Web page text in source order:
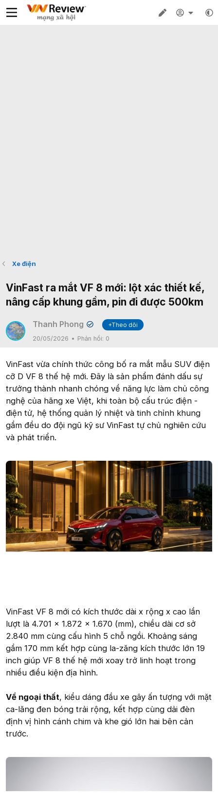
Xe điện
VinFast ra mắt VF 8 mới: lột xác thiết kế,
nâng cấp khung gầm, pin đi được 500km
Thanh Phong ✔
+Theo dõi
20/05/2026
Phản hồi: 0
VinFast vừa chính thức công bố ra mắt mẫu SUV điện
cỡ D VF 8 thế hệ mới. Đây là sản phẩm đánh dấu sự
trưởng thành nhanh chóng về năng lực làm chủ công
nghệ của hãng xe Việt, khi toàn bộ cấu trúc điện -
điện tử, hệ thống quản lý nhiệt và tinh chỉnh khung
gầm đều do đội ngũ kỹ sư VinFast tự chủ nghiên cứu
và phát triển.
VinFast VF 8 mới có kích thước dài x rộng x cao lần
lượt là 4.701 x 1.872 x 1.670 (mm), chiều dài cơ sở
2.840 mm cùng cấu hình 5 chỗ ngồi. Khoảng sáng
gầm 170 mm kết hợp cùng la-zăng kích thước lớn 19
inch giúp VF 8 thế hệ mới xoay trở linh hoạt trong
nhiều điều kiện địa hình.
Về ngoại thất, kiểu dáng đầu xe gây ấn tượng với mặt
ca-lăng đen bóng trải rộng, kết hợp cùng dải đèn
định vị hình cánh chim và khe gió lớn hai bên cản
trước.